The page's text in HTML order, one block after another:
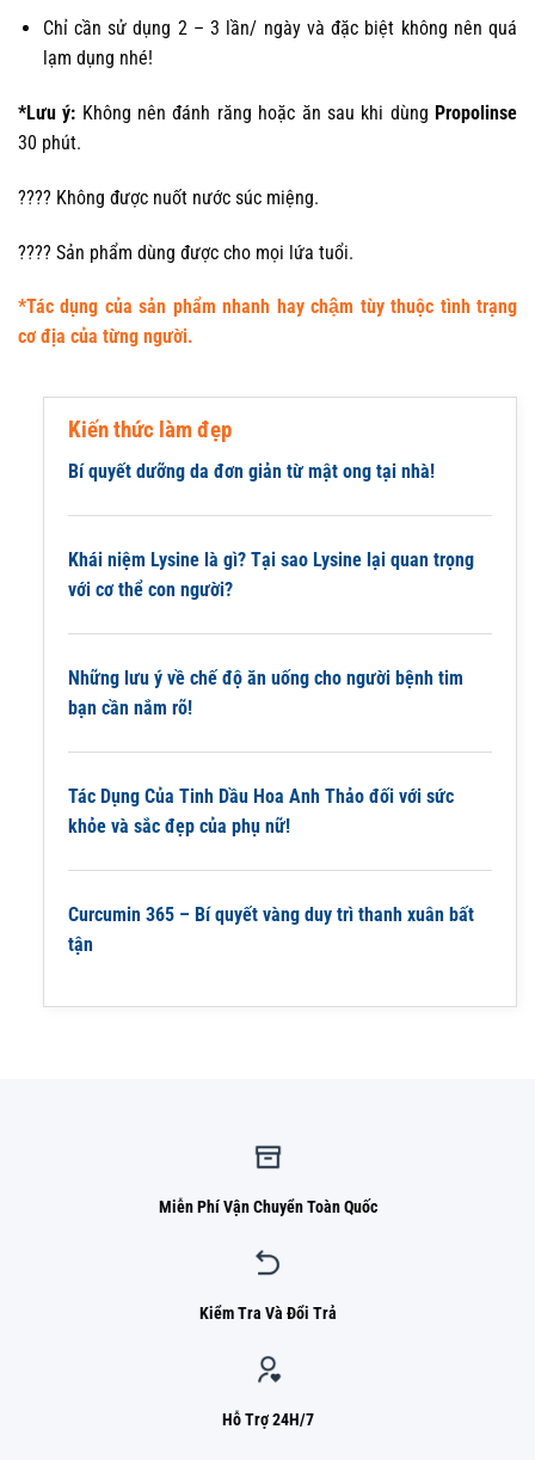
Chỉ cần sử dụng 2 – 3 lần/ ngày và đặc biệt không nên quá
lạm dụng nhé!
*Lưu ý: Không nên đánh răng hoặc ăn sau khi dùng Propolinse
30 phút.
???? Không được nuốt nước súc miệng.
???? Sản phẩm dùng được cho mọi lứa tuổi.
*Tác dụng của sản phẩm nhanh hay chậm tùy thuộc tình trạng
cơ địa của từng người.
Kiến thức làm đẹp
Bí quyết dưỡng da đơn giản từ mật ong tại nhà!
Khái niệm Lysine là gì? Tại sao Lysine lại quan trọng
với cơ thể con người?
Những lưu ý về chế độ ăn uống cho người bệnh tim
bạn cần nắm rõ!
Tác Dụng Của Tinh Dầu Hoa Anh Thảo đối với sức
khỏe và sắc đẹp của phụ nữ!
Curcumin 365 – Bí quyết vàng duy trì thanh xuân bất
tận
Miễn Phí Vận Chuyển Toàn Quốc
Kiểm Tra Và Đổi Trả
Hỗ Trợ 24H/7